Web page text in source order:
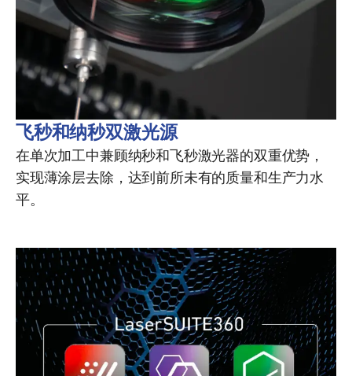
飞秒和纳秒双激光源
在单次加工中兼顾纳秒和飞秒激光器的双重优势，
实现薄涂层去除，达到前所未有的质量和生产力水
平。